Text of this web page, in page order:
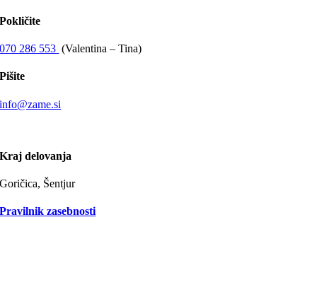
Pokličite
070 286 553 (​Valentina – Tina)
Pišite
info@zame.si
Kraj delovanja
Goričica, Šentjur
Pravilnik zasebnosti